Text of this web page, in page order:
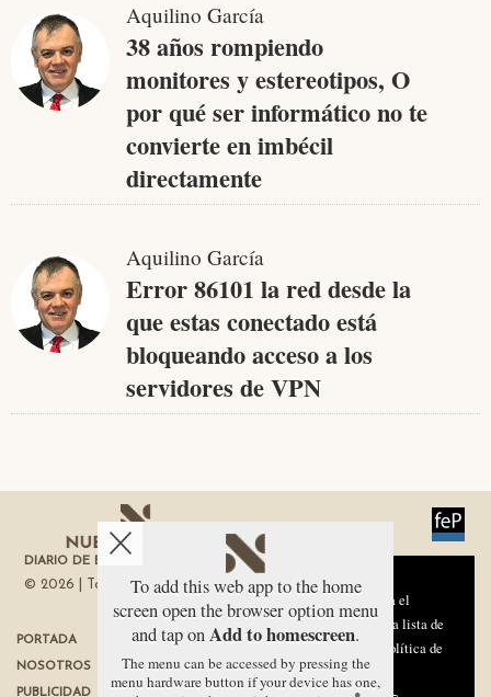
Aquilino García
38 años rompiendo
monitores y estereotipos, O
por qué ser informático no te
convierte en imbécil
directamente
Aquilino García
Error 86101 la red desde la
que estas conectado está
bloqueando acceso a los
servidores de VPN
DIARIO DE ECONOMÍA DE LA REGIÓN DE MURCIA
© 2026 | Todos los derechos reservados
PORTADA
NOSOTROS
PUBLICIDAD
TÉRMINOS DE USO
PROTECCIÓN DE DATOS
To add this web app to the home
screen open the browser option menu
and tap onAdd to homescreen.
The menu can be accessed by pressing the
menu hardware button if your device has one,
Aviso sobre el Uso de cookies:
Utilizamos cookies nuestras y de terceros para el
funcionamiento del digital. Puedes consultar la lista de
cookies y como desconectarlas.Ver nuestra Política de
Privacidad y Cookies